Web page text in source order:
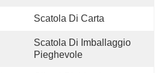
Scatola Di Carta
Scatola Di Imballaggio
Pieghevole